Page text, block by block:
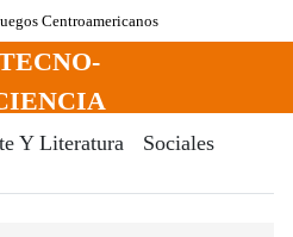
Centroamericanos
El Dia Digital
Y Literatura Sociales